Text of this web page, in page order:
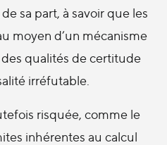
sa part, à savoir que les
moyen d’un mécanisme
qualités de certitude
irréfutable.
risquée, comme le
inhérentes au calcul